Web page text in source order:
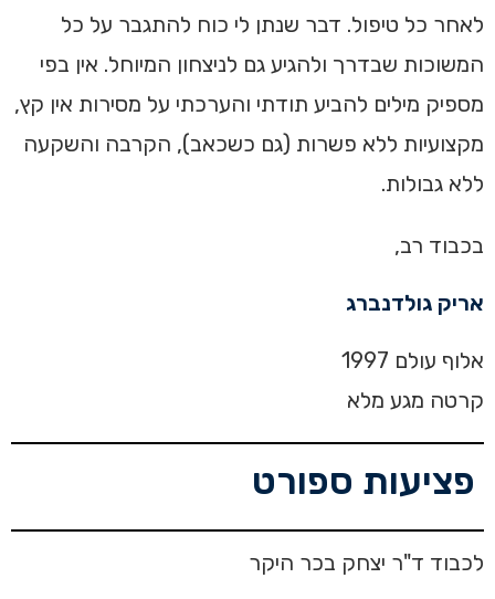
לאחר כל טיפול. דבר שנתן לי כוח להתגבר על כל
המשוכות שבדרך ולהגיע גם לניצחון המיוחל. אין בפי
מספיק מילים להביע תודתי והערכתי על מסירות אין קץ,
מקצועיות ללא פשרות (גם כשכאב), הקרבה והשקעה
ללא גבולות.
בכבוד רב,
אריק גולדנברג
אלוף עולם 1997
קרטה מגע מלא
פציעות ספורט
לכבוד ד"ר יצחק בכר היקר